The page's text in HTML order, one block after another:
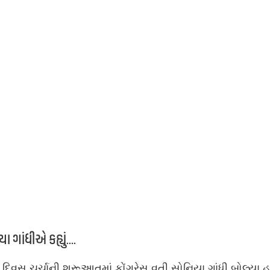
ગાંધીએ કહ્યું....